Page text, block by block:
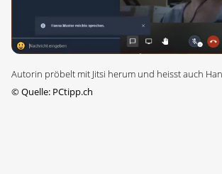
Autorin pröbelt mit Jitsi herum und heisst auch
©Quelle: PCtipp.ch